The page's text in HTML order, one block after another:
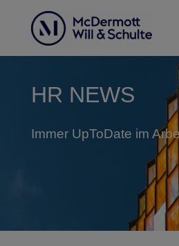
HR NEWS
Immer UpToDate im